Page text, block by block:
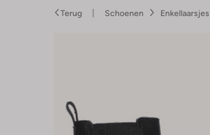
Terug Schoenen Enkellaarsjes